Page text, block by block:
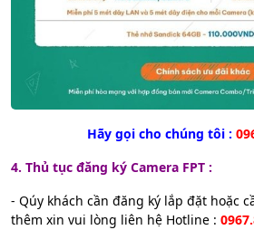
Hãy gọi cho chúng tôi :
4. Thủ tục đăng ký Camera FPT :
- Qúy khách cần đăng ký lắp đặt hoặc
thêm xin vui lòng liên hệ Hotline :